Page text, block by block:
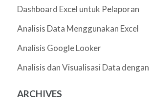
Dashboard Excel untuk Pelaporan
Analisis Data Menggunakan Excel
Analisis Google Looker
Analisis dan Visualisasi Data
ARCHIVES